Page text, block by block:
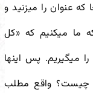
عنوان را میزنید و
ما میکنیم که «کل
میگیریم. پس اینها
چیست؟ واقع مطلب